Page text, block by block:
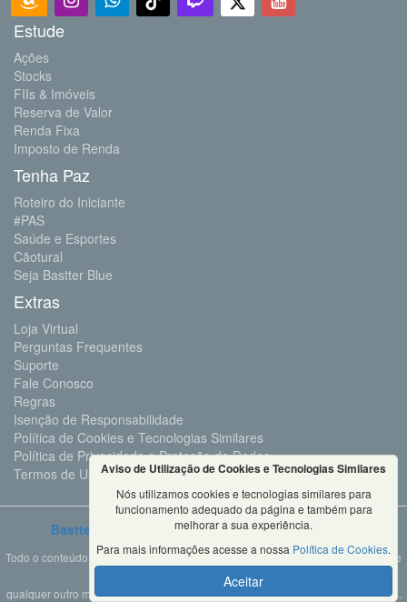
Estude
Ações
Stocks
FIIs & Imóveis
Reserva de Valor
Renda Fixa
Imposto de Renda
Tenha Paz
Roteiro do Iniciante
#PAS
Saúde e Esportes
Cãotural
Seja Bastter Blue
Extras
Loja Virtual
Perguntas Frequentes
Suporte
Fale Conosco
Regras
Isenção de Responsabilidade
Política de Cookies e Tecnologias Similares
Política de Privacidade e Proteção de Dados
Termos de Uso
Bastter.com 2001 ©Todos os Direitos Reservados
Todo o conteúdo deste site é propriedade da Bastter.com, sendo expressamente
proibido o seu uso em sites, videos, cursos ou
qualquer outro meio de comunicação sem autorização expressa do proprietário.
Aviso de Utilização de Cookies e Tecnologias Similares
Nós utilizamos cookies e tecnologias similares para
funcionamento adequado da página e também para
melhorar a sua experiência.
Para mais informações acesse a nossa Política de Cookies.
Aceitar